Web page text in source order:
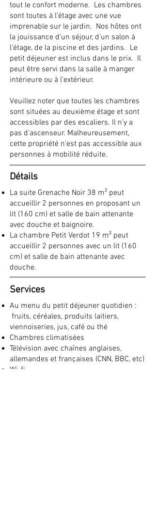
tout le confort moderne. Les chambres
sont toutes à l’étage avec une vue
imprenable sur le jardin. Nos hôtes ont
la jouissance d’un séjour, d’un salon à
l’étage, de la piscine et des jardins. Le
petit déjeuner est inclus dans le prix. Il
peut être servi dans la salle à manger
intérieure ou à l’extérieur.
Veuillez noter que toutes les chambres
sont situées au deuxième étage et sont
accessibles par des escaliers. Il n'y a
pas d'ascenseur. Malheureusement,
cette propriété n'est pas accessible aux
personnes à mobilité réduite.
Détails
La suite Grenache Noir 38 m² peut
accueillir 2 personnes en proposant un
lit (160 cm) et salle de bain attenante
avec douche et baignoire.
La chambre Petit Verdot 19 m² peut
accueillir 2 personnes avec un lit (160
cm) et salle de bain attenante avec
douche.
Services
Au menu du petit déjeuner quotidien :
fruits, céréales, produits laitiers,
viennoiseries, jus, café ou thé
Chambres climatisées
Télévision avec chaînes anglaises,
allemandes et françaises (CNN, BBC, etc)
Wi-fi